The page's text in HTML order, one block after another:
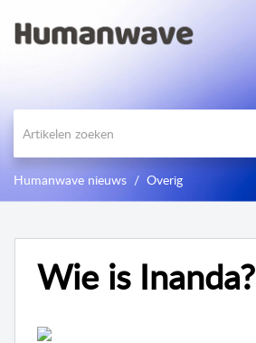
Humanwave nieuws Overig
Wie is Inanda?